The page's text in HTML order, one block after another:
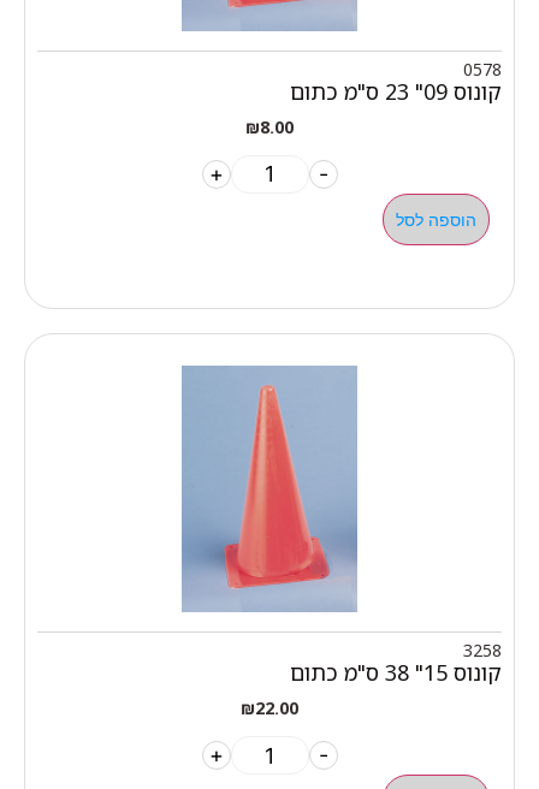
0578
קונוס 09" 23 ס"מ כתום
₪8.00
-
+
הוספה לסל
3258
קונוס 15" 38 ס"מ כתום
₪22.00
-
+